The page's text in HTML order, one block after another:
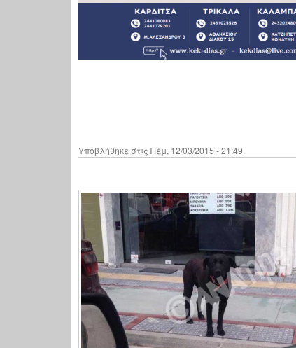
Υποβλήθηκε στις Πέμ, 12/03/2015 - 21:49.